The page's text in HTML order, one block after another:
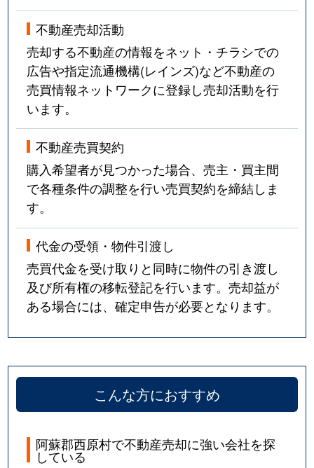
不動産売却活動
売却する不動産の情報をネット・チラシでの
広告や指定流通機構(レインズ)など不動産の
売買情報ネットワークに登録し売却活動を行
います。
不動産売買契約
購入希望者が見つかった場合、売主・買主間
で各種条件の調整を行い売買契約を締結しま
す。
代金の受領・物件引渡し
売買代金を受け取りと同時に物件の引き渡し
及び所有権の移転登記を行います。売却益が
ある場合には、確定申告が必要となります。
こんな方におすすめ
阿蘇郡西原村で不動産売却に強い会社を探
している